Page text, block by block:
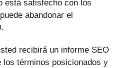
está satisfecho con los
abandonar el
recibirá un informe SEO
los términos posicionados y